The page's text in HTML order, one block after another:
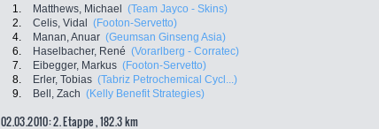
1. Matthews, Michael (Team Jayco - Skins)
2.
Celis, Vidal (Footon-Servetto)
4.
Manan, Anuar (Geumsan Ginseng Asia)
6.
Haselbacher, René (Vorarlberg - Corratec)
7.
Eibegger, Markus (Footon-Servetto)
8.
Erler, Tobias (Tabriz Petrochemical Cycl...)
9.
Bell, Zach (Kelly Benefit Strategies)
02.03.2010: 2. Etappe , 182.3 km